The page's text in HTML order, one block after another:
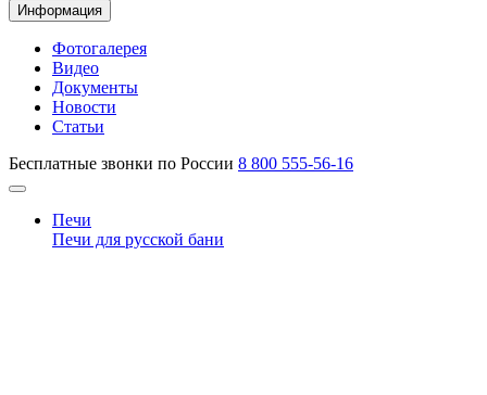
Информация
Фотогалерея
Видео
Документы
Новости
Статьи
Бесплатные звонки по России 8 800 555-56-16
Печи
Печи для русской бани